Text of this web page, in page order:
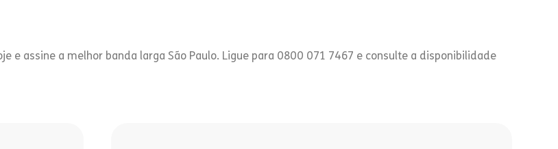
e assine a melhor banda larga São Paulo. Ligue para 0800 071 7467 e consulte a disponibilidade